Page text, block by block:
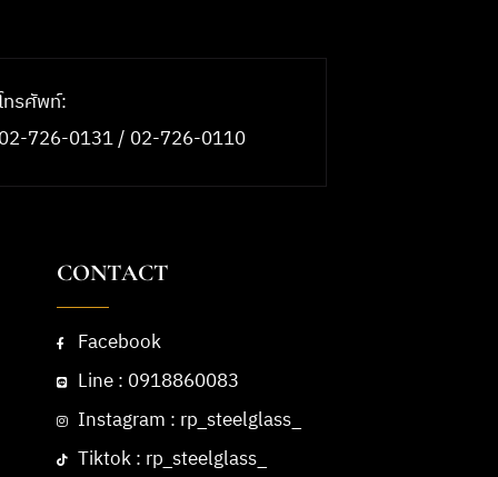
ทรศัพท์:
726-0131 / 02-726-0110
CONTACT
Facebook
Line : 0918860083
Instagram : rp_steelglass_
Tiktok : rp_steelglass_